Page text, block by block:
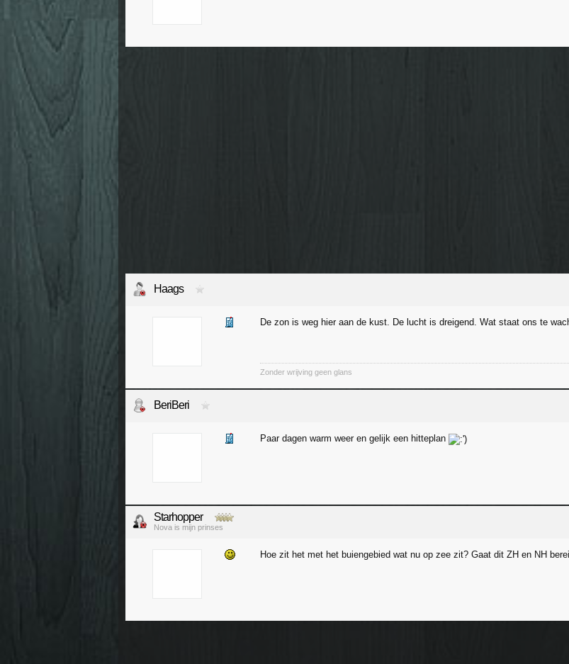
Haags
De zon is weg hier aan de kust. De lucht is dreigend. Wat staat ons te
Zonder wrijving geen glans
BeriBeri
Paar dagen warm weer en gelijk een hitteplan
Starhopper
Nova is mijn prinses
Hoe zit het met het buiengebied wat nu op zee zit? Gaat dit ZH en NH